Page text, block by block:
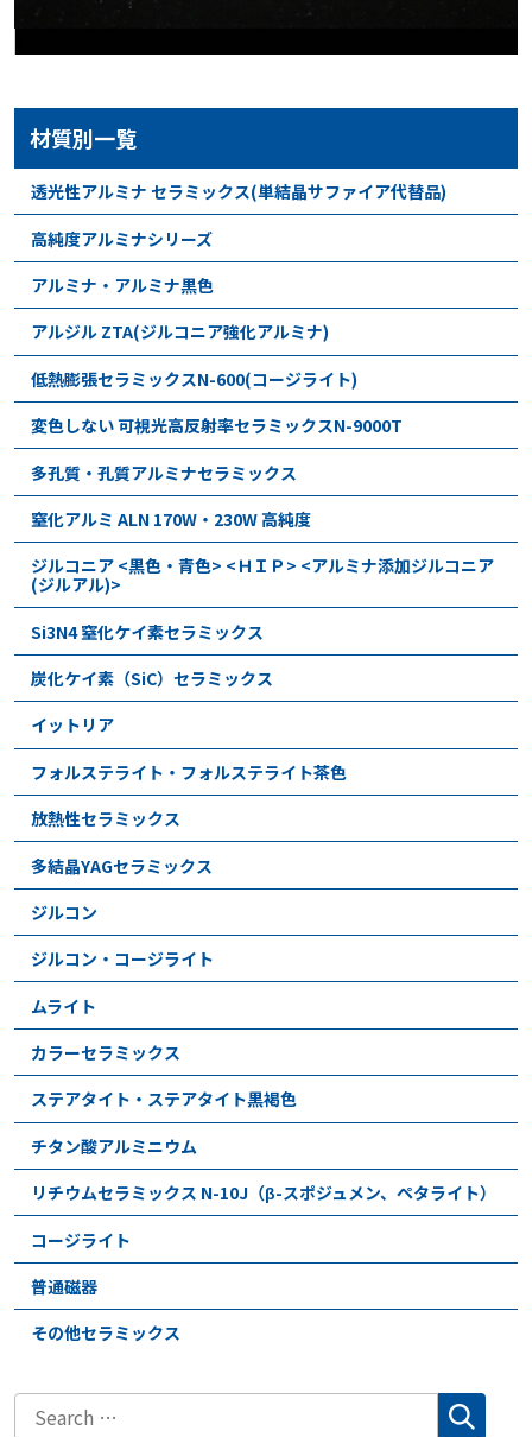
材質別一覧
透光性アルミナ セラミックス(単結晶サファイア代替品)
高純度アルミナシリーズ
アルミナ・アルミナ黒色
アルジル ZTA(ジルコニア強化アルミナ)
低熱膨張セラミックスN-600(コージライト)
変色しない 可視光高反射率セラミックスN-9000T
多孔質・孔質アルミナセラミックス
窒化アルミ ALN 170W・230W 高純度
ジルコニア <黒色・青色> <ＨＩＰ> <アルミナ添加ジルコニア
(ジルアル)>
Si3N4 窒化ケイ素セラミックス
炭化ケイ素（SiC）セラミックス
イットリア
フォルステライト・フォルステライト茶色
放熱性セラミックス
多結晶YAGセラミックス
ジルコン
ジルコン・コージライト
ムライト
カラーセラミックス
ステアタイト・ステアタイト黒褐色
チタン酸アルミニウム
リチウムセラミックス N-10J（β-スポジュメン、ペタライト）
コージライト
普通磁器
その他セラミックス